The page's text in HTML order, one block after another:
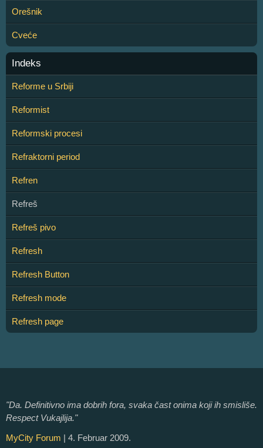
Orešnik
Cveće
Indeks
Reforme u Srbiji
Reformist
Reformski procesi
Refraktorni period
Refren
Refreš
Refreš pivo
Refresh
Refresh Button
Refresh mode
Refresh page
"Da. Definitivno ima dobrih fora, svaka čast onima koji ih smisliše.
Respect Vukajlija."
MyCity Forum | 4. Februar 2009.